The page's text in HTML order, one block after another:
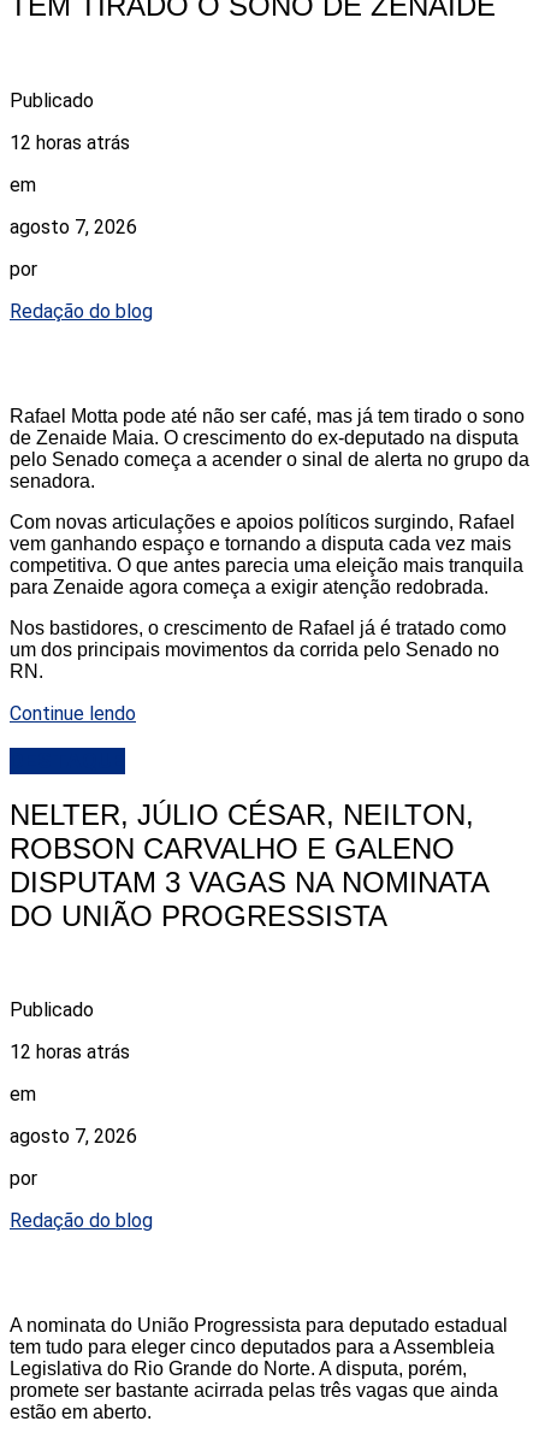
Publicado
12 horas atrás
em
agosto 7, 2026
por
Redação do blog
Rafael Motta pode até não ser café, mas já tem tirado o sono
de Zenaide Maia. O crescimento do ex-deputado na disputa
pelo Senado começa a acender o sinal de alerta no grupo da
senadora.
Com novas articulações e apoios políticos surgindo, Rafael
vem ganhando espaço e tornando a disputa cada vez mais
competitiva. O que antes parecia uma eleição mais tranquila
para Zenaide agora começa a exigir atenção redobrada.
Nos bastidores, o crescimento de Rafael já é tratado como
um dos principais movimentos da corrida pelo Senado no
RN.
Continue lendo
NELTER, JÚLIO CÉSAR, NEILTON,
ROBSON CARVALHO E GALENO
DISPUTAM 3 VAGAS NA NOMINATA
DO UNIÃO PROGRESSISTA
Publicado
12 horas atrás
em
agosto 7, 2026
por
Redação do blog
A nominata do União Progressista para deputado estadual
tem tudo para eleger cinco deputados para a Assembleia
Legislativa do Rio Grande do Norte. A disputa, porém,
promete ser bastante acirrada pelas três vagas que ainda
estão em aberto.